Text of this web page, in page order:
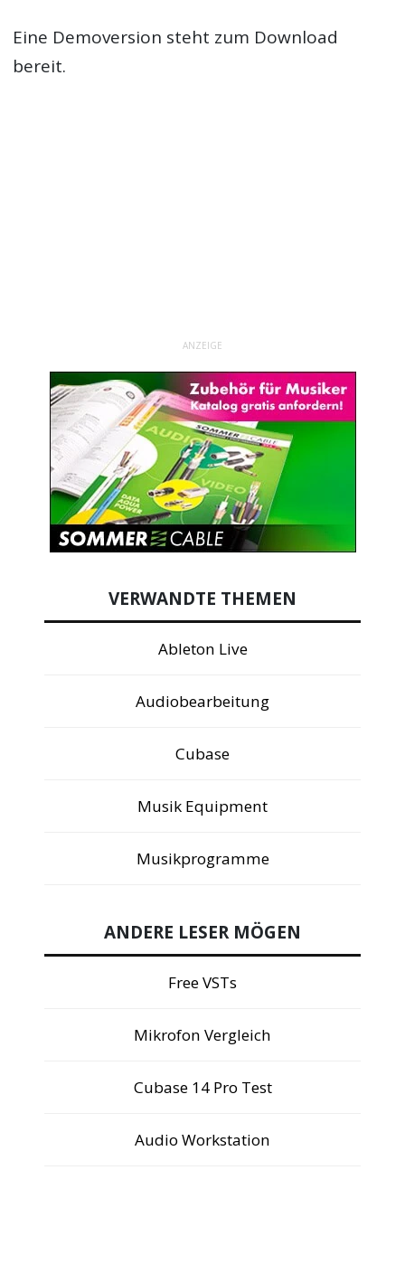
Eine Demoversion steht zum Download
bereit.
ANZEIGE
VERWANDTE THEMEN
Ableton Live
Audiobearbeitung
Cubase
Musik Equipment
Musikprogramme
ANDERE LESER MÖGEN
Free VSTs
Mikrofon Vergleich
Cubase 14 Pro Test
Audio Workstation